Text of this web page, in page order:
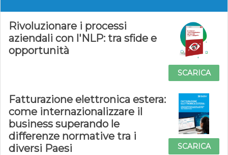
Rivoluzionare i processi
aziendali con l'NLP: tra sfide e
opportunità
SCARICA
Fatturazione elettronica estera:
come internazionalizzare il
business superando le
differenze normative tra i
diversi Paesi
SCARICA